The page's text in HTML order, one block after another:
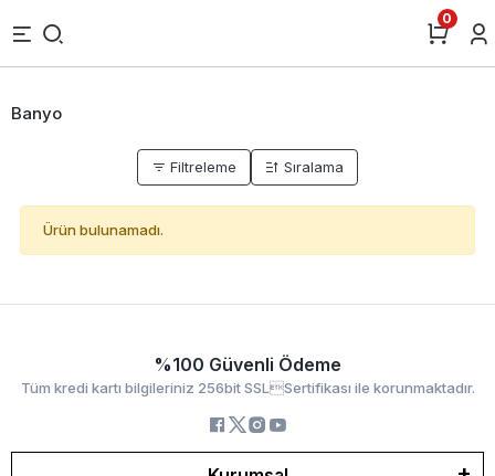
0
Banyo
Filtreleme Sıralama
Ürün bulunamadı.
%100 Güvenli Ödeme
Tüm kredi kartı bilgileriniz 256bit SSLSertifikası ile korunmaktadır.